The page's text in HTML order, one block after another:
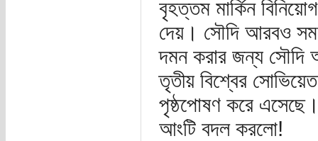
বৃহত্তম মার্কিন
দেয়। সৌদি আরবও
দমন করার জন্য সৌদি
তৃতীয় বিশ্বের
পৃষ্ঠপোষণ করে
আংটি বদল করলো!